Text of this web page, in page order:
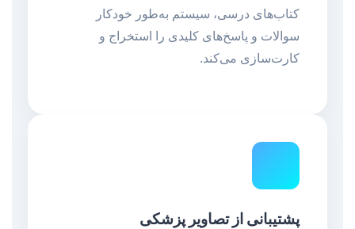
کتاب‌های درسی، سیستم به‌طور خودکار
سوالات و پاسخ‌های کلیدی را استخراج و
کارت‌سازی می‌کند.
پشتیبانی از تصاویر پزشکی